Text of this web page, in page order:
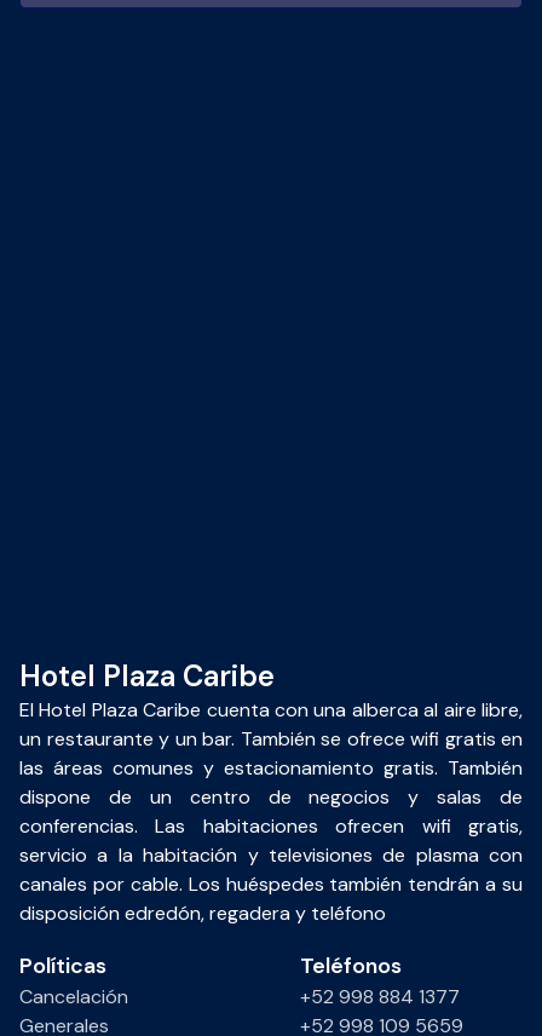
Hotel Plaza Caribe
El Hotel Plaza Caribe cuenta con una alberca al aire libre,
un restaurante y un bar. También se ofrece wifi gratis en
las áreas comunes y estacionamiento gratis. También
dispone de un centro de negocios y salas de
conferencias. Las habitaciones ofrecen wifi gratis,
servicio a la habitación y televisiones de plasma con
canales por cable. Los huéspedes también tendrán a su
disposición edredón, regadera y teléfono
Políticas
Cancelación
Generales
Teléfonos
+52 998 884 1377
+52 998 109 5659